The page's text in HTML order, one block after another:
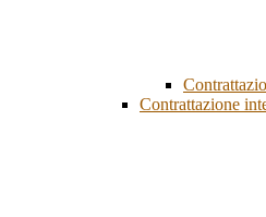
Contrattazione